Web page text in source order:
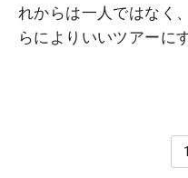
れからは一人ではなく
らによりいいツアーに
1